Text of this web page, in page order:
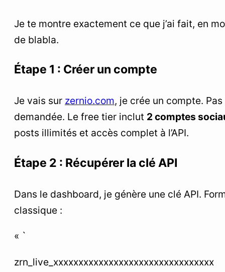
Je te montre exactement ce que j’ai fait, en
de blabla.
Étape 1 : Créer un compte
Je vais sur zernio.com, je crée un compte.
demandée. Le free tier inclut 2 comptes
posts illimités et accès complet à l’API.
Étape 2 : Récupérer la clé API
Dans le dashboard, je génère une clé API.
classique :
« `
zrn_live_xxxxxxxxxxxxxxxxxxxxxxxxxxxxxxxx